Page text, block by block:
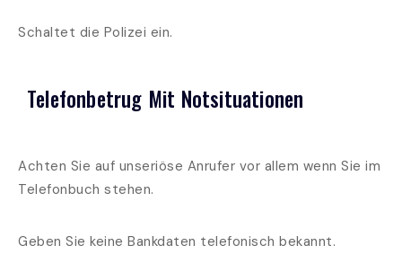
Schaltet die Polizei ein.
Telefonbetrug Mit Notsituationen
Achten Sie auf unseriöse Anrufer vor allem wenn Sie im
Telefonbuch stehen.
Geben Sie keine Bankdaten telefonisch bekannt.